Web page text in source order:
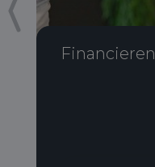
Financieren